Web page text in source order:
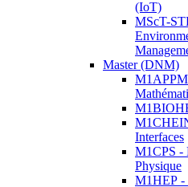
(IoT)
MScT-
Master (DNM)
Interfaces
M1CPS -
Physique
M1HEP -